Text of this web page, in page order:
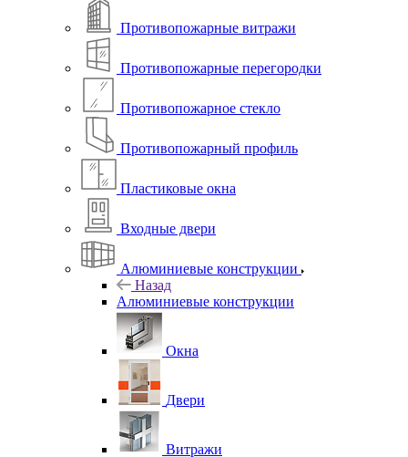
Противопожарные витражи
Противопожарные перегородки
Противопожарное стекло
Противопожарный профиль
Пластиковые окна
Входные двери
Алюминиевые конструкции
Назад
Алюминиевые конструкции
Окна
Двери
Витражи